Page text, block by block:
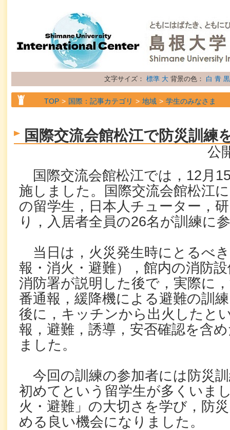
文字サイズ： 標準 大 背景の色： 白 青 黒
TOP 国際：記事カテゴリ 地域 学生のみなさま
TOP 国際：記事カテゴリ 地域 研究者のみなさま
国際交流会館松江で防災訓練
公
国際交流会館松江では， 12月
施しました。国際交流会館松江
の留学生，日本人チューター，
り，入居者全員の26名が訓練に
当日は，火災発生時にとるべき
報・消火・避難），館内の消防
消防署が説明した後で，実際に
番通報，緩降機による避難の訓
後に，キッチンから出火したと
報，避難，誘導，安否確認を含
ました。
今回の訓練の参加者には防災
初めてという留学生が多くいま
火・避難」の大切さを学び，防
める良い機会になりました。